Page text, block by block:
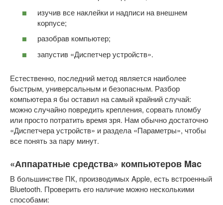
изучив все наклейки и надписи на внешнем
корпусе;
разобрав компьютер;
запустив «Диспетчер устройств».
Естественно, последний метод является наиболее
быстрым, универсальным и безопасным. Разбор
компьютера я бы оставил на самый крайний случай:
можно случайно повредить крепления, сорвать пломбу
или просто потратить время зря. Нам обычно достаточно
«Диспетчера устройств» и раздела «Параметры», чтобы
все понять за пару минут.
«Аппаратные средства» компьютеров Mac
В большинстве ПК, производимых Apple, есть встроенный
Bluetooth. Проверить его наличие можно несколькими
способами: